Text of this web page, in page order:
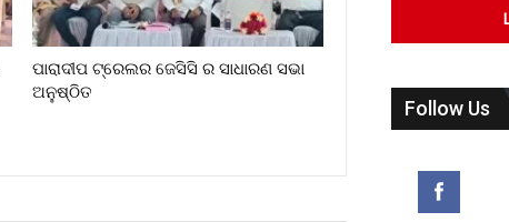
ପାରାଦୀପ ଟ୍ରେଲର ଜେସିସି ର ସାଧାରଣ ସଭା
ଅନୁଷ୍ଠିତ
Follow Us